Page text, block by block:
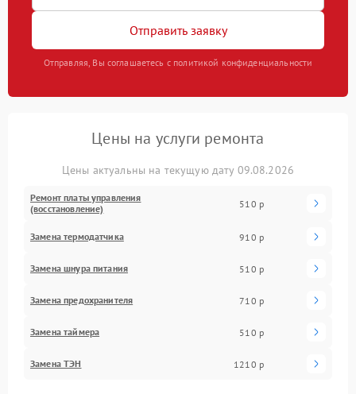
Отправить заявку
Отправляя, Вы соглашаетесь с политикой конфиденциальности
Цены на услуги ремонта
Цены актуальны на текущую дату 09.08.2026
Ремонт платы управления
(восстановление)
510 р
Замена термодатчика 910 р
Замена шнура питания 510 р
Замена предохранителя 710 р
Замена таймера 510 р
Замена ТЭН 1210 р